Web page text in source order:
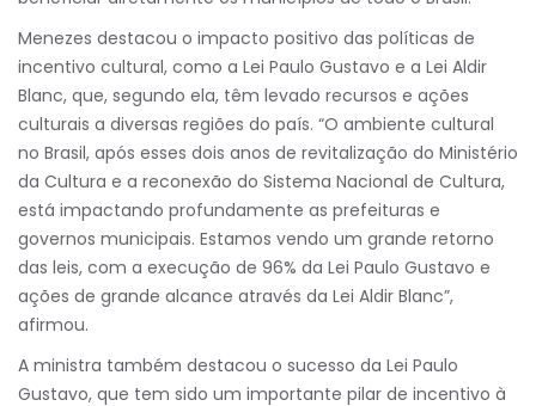
Menezes destacou o impacto positivo das políticas de
incentivo cultural, como a Lei Paulo Gustavo e a Lei Aldir
Blanc, que, segundo ela, têm levado recursos e ações
culturais a diversas regiões do país. “O ambiente cultural
no Brasil, após esses dois anos de revitalização do Ministério
da Cultura e a reconexão do Sistema Nacional de Cultura,
está impactando profundamente as prefeituras e
governos municipais. Estamos vendo um grande retorno
das leis, com a execução de 96% da Lei Paulo Gustavo e
ações de grande alcance através da Lei Aldir Blanc”,
afirmou.
A ministra também destacou o sucesso da Lei Paulo
Gustavo, que tem sido um importante pilar de incentivo à